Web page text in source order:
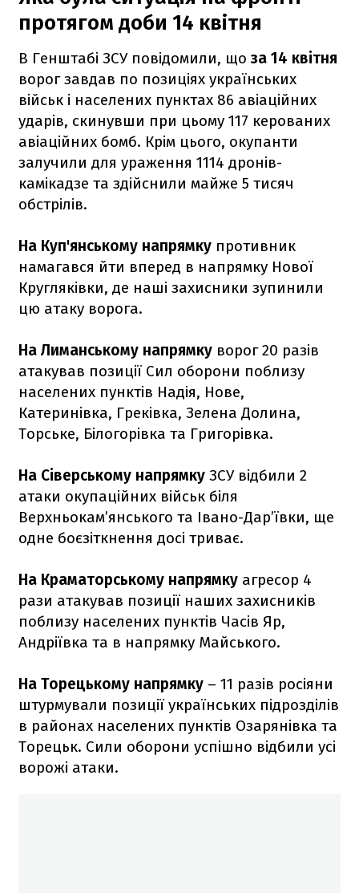
протягом доби 14 квітня
В Генштабі ЗСУ повідомили, щоза 14 квітня
ворог завдав по позиціях українських
військ і населених пунктах 86 авіаційних
ударів, скинувши при цьому 117 керованих
авіаційних бомб. Крім цього, окупанти
залучили для ураження 1114 дронів-
камікадзе та здійснили майже 5 тисяч
обстрілів.
На Куп'янському напрямку противник
намагався йти вперед в напрямку Нової
Кругляківки, де наші захисники зупинили
цю атаку ворога.
На Лиманському напрямку ворог 20 разів
атакував позиції Сил оборони поблизу
населених пунктів Надія, Нове,
Катеринівка, Греківка, Зелена Долина,
Торське, Білогорівка та Григорівка.
На Сіверському напрямку ЗСУ відбили 2
атаки окупаційних військ біля
Верхньокам’янського та Івано-Дар’ївки, ще
одне боєзіткнення досі триває.
На Краматорському напрямку агресор 4
рази атакував позиції наших захисників
поблизу населених пунктів Часів Яр,
Андріївка та в напрямку Майського.
На Торецькому напрямку – 11 разів росіяни
штурмували позиції українських підрозділів
в районах населених пунктів Озарянівка та
Торецьк. Сили оборони успішно відбили усі
ворожі атаки.